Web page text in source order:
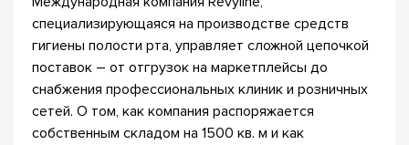
специализирующаяся на производстве средств
гигиены полости рта, управляет сложной цепочкой
поставок – от отгрузок на маркетплейсы до
снабжения профессиональных клиник и розничных
сетей. О том, как компания распоряжается
собственным складом на 1500 кв. м и как